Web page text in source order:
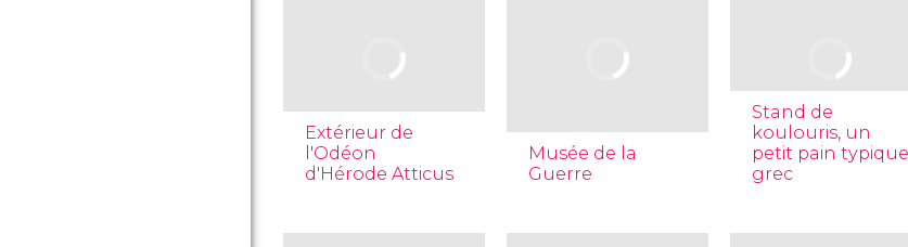
Extérieur de
l'Odéon
d'Hérode Atticus
Musée de la
Guerre
Stand de
koulouris, un
petit pain typique
grec